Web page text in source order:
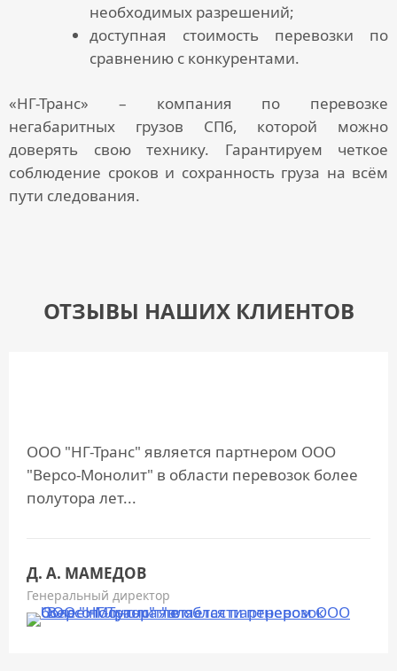
необходимых разрешений;
доступная стоимость перевозки по
сравнению с конкурентами.
«НГ-Транс» – компания по перевозке
негабаритных грузов СПб, которой можно
доверять свою технику. Гарантируем четкое
соблюдение сроков и сохранность груза на всём
пути следования.
ОТЗЫВЫ НАШИХ КЛИЕНТОВ
ООО "НГ-Транс" является партнером ООО
"Версо-Монолит" в области перевозок более
полутора лет...
Д. А. МАМЕДОВ
Генеральный директор